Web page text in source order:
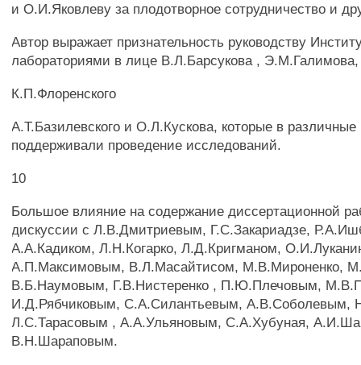
и О.И.Яковлеву за плодотворное сотрудничество и
Автор выражает признательность руководству
лабораториями в лице В.Л.Барсукова ,
К.П.Флоренского
А.Т.Базилевского и О.Л.Кускова, которые в
поддерживали проведение исследований.
10
Большое влияние на содержание диссертационной
дискуссии с Л.В.Дмитриевым, Г.С.Закариадзе,
А.А.Кадиком, Л.Н.Когарко, Л.Д.Кригманом,
А.П.Максимовым, В.Л.Масайтисом, М.В.Мироненко,
В.Б.Наумовым, Г.В.Нистеренко , П.Ю.Плечовым,
И.Д.Рябчиковым, С.А.Силантьевым, А.В.Соболевым,
Л.С.Тарасовым , А.А.Ульяновым, С.А.Хубуная,
В.Н.Шараповым.